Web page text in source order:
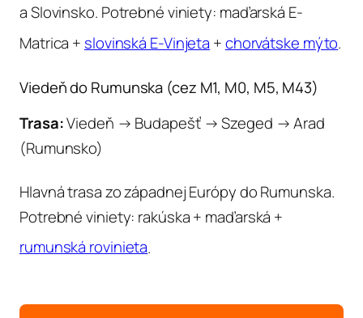
a Slovinsko. Potrebné viniety: maďarská E-
Matrica + slovinská E-Vinjeta +chorvátske mýto.
Viedeň do Rumunska (cez M1, M0, M5, M43)
Trasa:Viedeň → Budapešť → Szeged → Arad
(Rumunsko)
Hlavná trasa zo západnej Európy do Rumunska.
Potrebné viniety: rakúska + maďarská +
rumunská rovinieta.